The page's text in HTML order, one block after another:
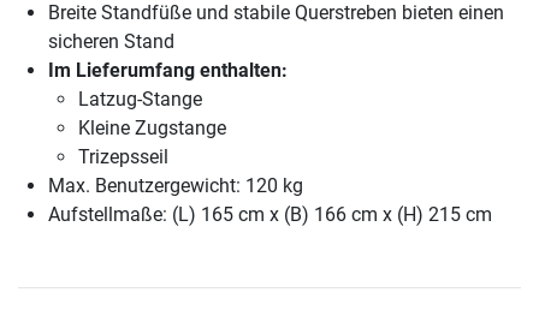
Breite Standfüße und stabile Querstreben bieten einen
sicheren Stand
Im Lieferumfang enthalten:
Latzug-Stange
Kleine Zugstange
Trizepsseil
Max. Benutzergewicht: 120 kg
Aufstellmaße: (L) 165 cm x (B) 166 cm x (H) 215 cm